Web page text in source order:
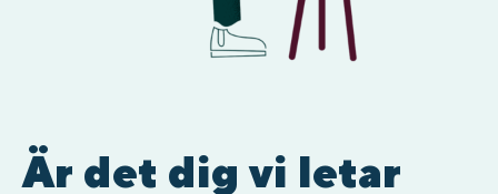
Är det dig vi letar